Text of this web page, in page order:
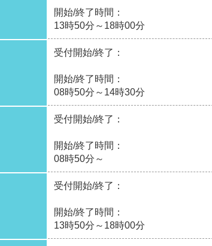
開始/終了時間：
13時50分～18時00分
受付開始/終了：
開始/終了時間：
08時50分～14時30分
受付開始/終了：
開始/終了時間：
08時50分～
受付開始/終了：
開始/終了時間：
13時50分～18時00分